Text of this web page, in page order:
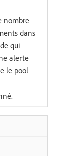
nombre
dans
qui
alerte
le pool